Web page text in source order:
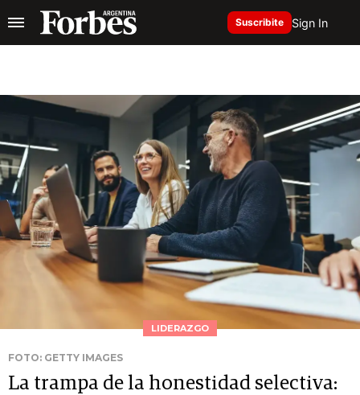
Suscribite Sign In
LIDERAZGO
FOTO: GETTY IMAGES
La trampa de la honestidad selectiva: